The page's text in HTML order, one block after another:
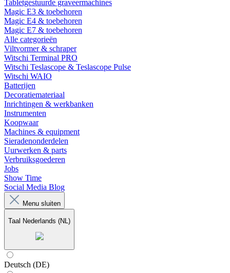
Tabletgestuurde graveermachines
Magic E3 & toebehoren
Magic E4 & toebehoren
Magic E7 & toebehoren
Alle categorieën
Viltvormer & schraper
Witschi Terminal PRO
Witschi Teslascope & Teslascope Pulse
Witschi WAIO
Batterijen
Decoratiemateriaal
Inrichtingen & werkbanken
Instrumenten
Koopwaar
Machines & equipment
Sieradenonderdelen
Uurwerken & parts
Verbruiksgoederen
Jobs
Show Time
Social Media Blog
Menu sluiten
Taal Nederlands (NL)
Deutsch (DE)